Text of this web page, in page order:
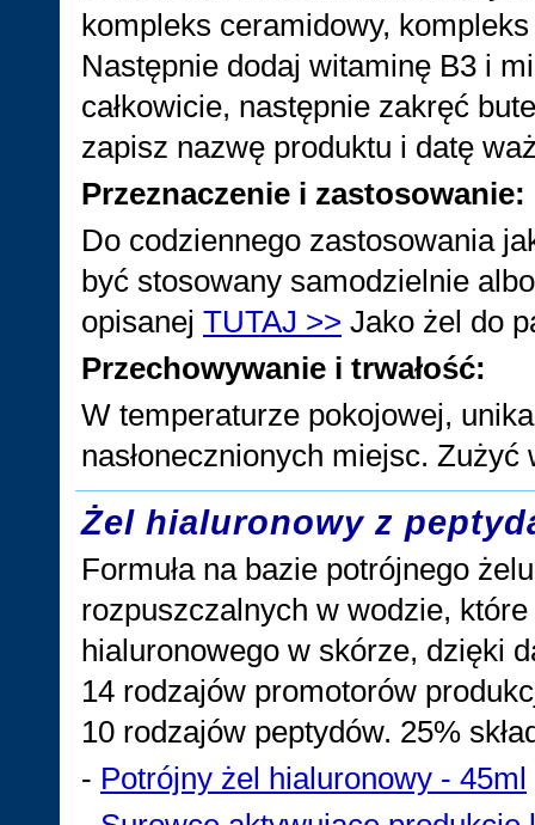
kompleks ceramidowy,
Następnie dodaj witaminę B3 i
całkowicie, następnie zakręć
zapisz nazwę produktu i datę
Przeznaczenie i zastosowanie:
Do codziennego zastosowania
być stosowany samodzielnie
opisanej TUTAJ >> Jako żel do
Przechowywanie i trwałość:
W temperaturze pokojowej,
nasłonecznionych miejsc.
Żel hialuronowy z
Formuła na bazie potrójnego
rozpuszczalnych w wodzie,
hialuronowego w skórze, dzięki
14 rodzajów promotorów
10 rodzajów peptydów. 25%
- Potrójny żel hialuronowy - 45ml